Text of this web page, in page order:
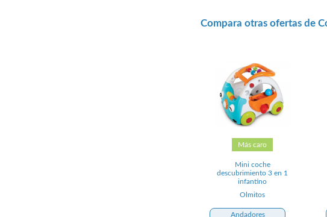
Compara otras ofertas de
Más caro
Mini coche
descubrimiento 3 en 1
infantino
Olmitos
Andadores